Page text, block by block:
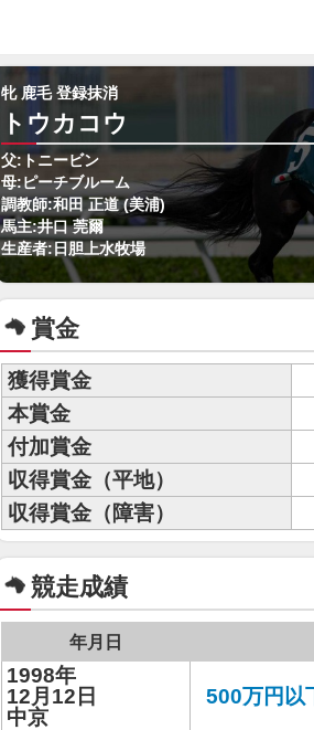
牝 鹿毛 登録抹消
トウカコウ
父:トニービン
母:ピーチブルーム
調教師:和田 正道 (美浦)
馬主:井口 莞爾
生産者:日胆上水牧場
賞金
獲得賞金
本賞金
付加賞金
収得賞金（平地）
収得賞金（障害）
競走成績
年月日
1998年
12月12日
中京
500万円以